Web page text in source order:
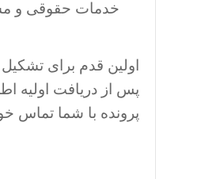
خدمات حقوقی و
اولین قدم برای
پس از دریافت اولیه
پرونده با شما تماس